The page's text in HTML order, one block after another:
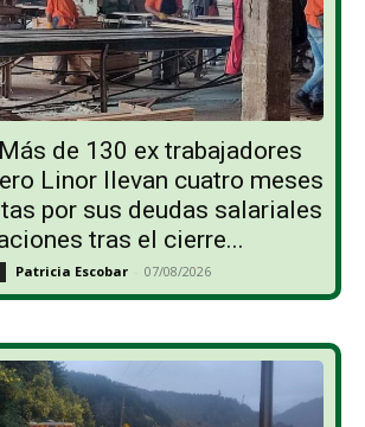
de 130 ex trabajadores
Linor llevan cuatro meses
por sus deudas salariales
tras el cierre...
Patricia Escobar - 07/08/2026